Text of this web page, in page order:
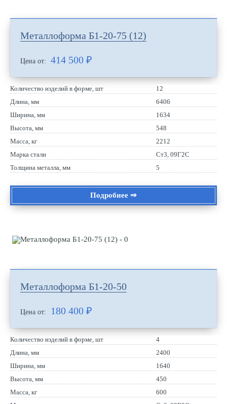
Металлоформа Б1-20-75 (12)
Цена от: 414 500 ₽
Количество изделий в форме, шт
12
Длина, мм
6406
Ширина, мм
1634
Высота, мм
548
Масса, кг
2212
Марка стали
Ст3, 09Г2С
Толщина металла, мм
5
Подробнее ⇒
Металлоформа Б1-20-50
Цена от: 180 400 ₽
Количество изделий в форме, шт
4
Длина, мм
2400
Ширина, мм
1640
Высота, мм
450
Масса, кг
600